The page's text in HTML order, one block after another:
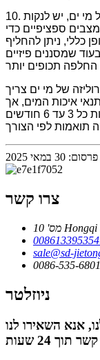
10. מסנן: כמרכיב חשוב במערכות אלקטרוליזה של מי ים, יש לנקות
ספציפיים כדי
כללי, ניתן להחליף
גבוהה כל 1 עד 2 שנים, בעוד שמסננים פיזיים
של מי ים צריך
איכות המים, אך
בדרך כלל מומלץ לבצע בדיקה מקיפה לפחות כל 3 עד 6 חודשים
30 במאי 2025
צרו קשר
sale@sd-
0086-535-
ניוזלטר
אנא השאירו לנו